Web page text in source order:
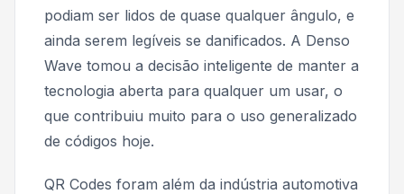
podiam ser lidos de quase qualquer ângulo, e
ainda serem legíveis se danificados. A Denso
Wave tomou a decisão inteligente de manter a
tecnologia aberta para qualquer um usar, o
que contribuiu muito para o uso generalizado
de códigos hoje.
QR Codes foram além da indústria automotiva